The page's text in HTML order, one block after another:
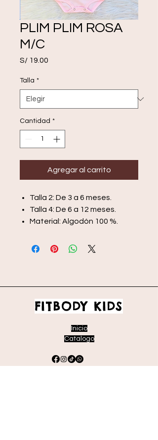
PLIM PLIM ROSA
M/C
S/ 19.00
Talla *
Cantidad *
Agregar al carrito
Talla 2: De 3 a 6 meses.
Talla 4: De 6 a 12 meses.
Material: Algodón 100 %.
FITBODY KIDS
Inicio
Catalogo